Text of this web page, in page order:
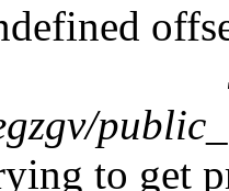
to get